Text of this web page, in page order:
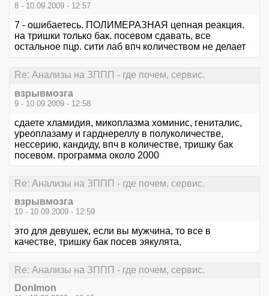
8 - 10.09.2009 - 12:57
7 - ошибаетесь. ПОЛИМЕРАЗНАЯ цепная реакция.
на тришки только бак. посевом сдавать, все
остальное пцр. сити лаб впч количеством не делает
Re: Анализы на ЗППП - где почем, сервис.
взрывмозга
9 - 10.09.2009 - 12:58
сдаете хламидия, микоплазма хоминис, гениталис,
уреоплазаму и гарднереллу в полуколичестве,
нессерию, кандиду, впч в количестве, тришку бак
посевом. программа около 2000
Re: Анализы на ЗППП - где почем, сервис.
взрывмозга
10 - 10.09.2009 - 12:59
это для девушек, если вы мужчина, то все в
качестве, тришку бак посев эякулята,
Re: Анализы на ЗППП - где почем, сервис.
DonImon